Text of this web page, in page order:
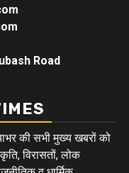
Road
की सभी मुख्य खबरों को
विरासतों, लोक